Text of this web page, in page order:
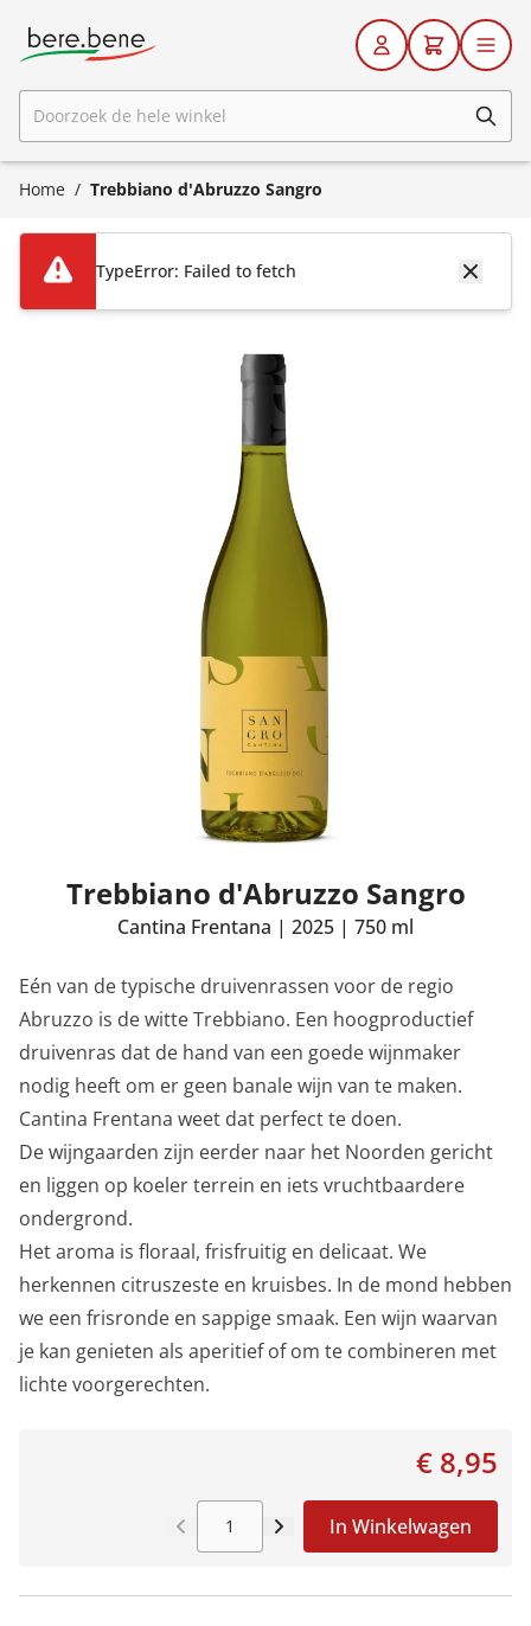
Doorzoek de hele winkel
Home / Trebbiano d'Abruzzo Sangro
TypeError: Failed to fetch
Trebbiano d'Abruzzo Sangro
Cantina Frentana | 2025 | 750 ml
Eén van de typische druivenrassen voor de regio
Abruzzo is de witte Trebbiano. Een hoogproductief
druivenras dat de hand van een goede wijnmaker
nodig heeft om er geen banale wijn van te maken.
Cantina Frentana weet dat perfect te doen.
De wijngaarden zijn eerder naar het Noorden gericht
en liggen op koeler terrein en iets vruchtbaardere
ondergrond.
Het aroma is floraal, frisfruitig en delicaat. We
herkennen citruszeste en kruisbes. In de mond hebben
we een frisronde en sappige smaak. Een wijn waarvan
je kan genieten als aperitief of om te combineren met
lichte voorgerechten.
€ 8,95
Aantal In Winkelwagen